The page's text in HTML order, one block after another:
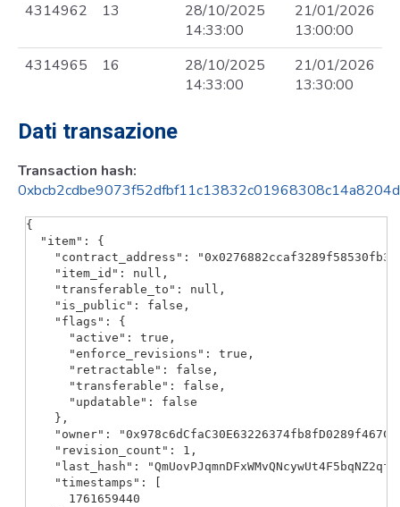
4314962
13
28/10/2025
14:33:00
21/01/2026
13:00:00
4314965
16
28/10/2025
14:33:00
21/01/2026
13:30:00
Dati transazione
Transaction hash:
{
  "item": {
"contract_address":
    "item_id": null,
    "transferable_to": null,
    "is_public": false,
    "flags": {
      "active": true,
      "enforce_revisions": true,
      "retractable": false,
      "transferable": false,
      "updatable": false
    },
"owner":
    "revision_count": 1,
"last_hash":
    "timestamps": [
      1761659440